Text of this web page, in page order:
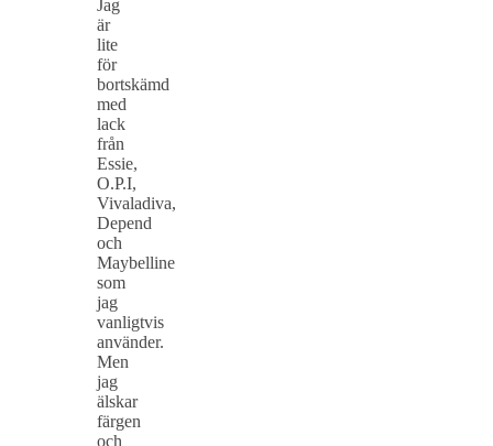
Jag
är
lite
för
bortskämd
med
lack
från
Essie,
O.P.I,
Vivaladiva,
Depend
och
Maybelline
som
jag
vanligtvis
använder.
Men
jag
älskar
färgen
och